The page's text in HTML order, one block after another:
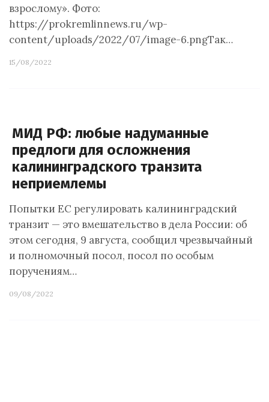
взрослому». Фото:
https://prokremlinnews.ru/wp-
content/uploads/2022/07/image-6.pngТак…
15/08/2022
МИД РФ: любые надуманные
предлоги для осложнения
калининградского транзита
неприемлемы
Попытки ЕС регулировать калининградский
транзит — это вмешательство в дела России: об
этом сегодня, 9 августа, сообщил чрезвычайный
и полномочный посол, посол по особым
поручениям…
09/08/2022